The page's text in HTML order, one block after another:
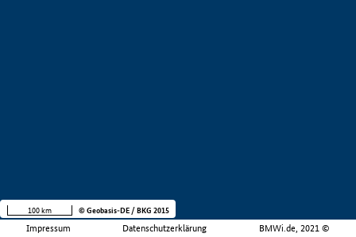
Impressum Datenschutzerklärung BMWi.de, 2021 ©
100 km © Geobasis-DE / BKG 2015